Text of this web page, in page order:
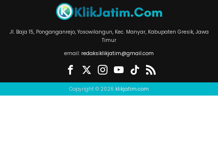
Jl. Baja 15, Ponganganrejo, Yosowilangun, Kec. Manyar, Kabupaten Gresik, Jawa
Timur
email: redaksiklikjatim@gmail.com
Copyright © 2026 klikjatim.com